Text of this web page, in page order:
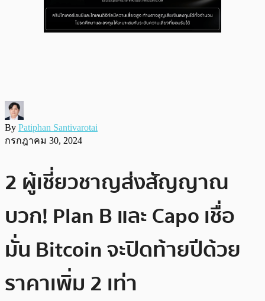
By Patiphan Santivarotai
กรกฎาคม 30, 2024
2 ผู้เชี่ยวชาญส่งสัญญาณ
บวก! Plan B และ Capo เชื่อ
มั่น Bitcoin จะปิดท้ายปีด้วย
ราคาเพิ่ม 2 เท่า